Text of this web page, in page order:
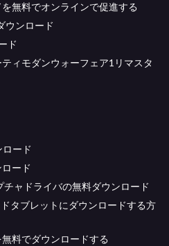
無料でオンラインで促進する
ウンロード
ド
ィモダンウォーフェア1リマスタ
ード
ード
チャドライバの無料ダウンロード
タブレットにダウンロードする方
料でダウンロードする